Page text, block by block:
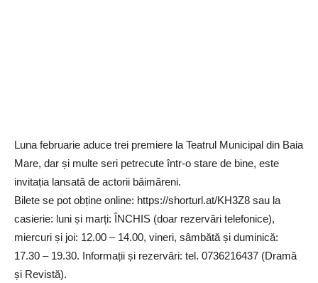
Luna februarie aduce trei premiere la Teatrul Municipal din Baia
Mare, dar și multe seri petrecute într-o stare de bine, este
invitația lansată de actorii băimăreni.
Bilete se pot obține online: https://shorturl.at/KH3Z8 sau la
casierie: luni și marți: ÎNCHIS (doar rezervări telefonice),
miercuri și joi: 12.00 – 14.00, vineri, sâmbătă și duminică:
17.30 – 19.30. Informații și rezervări: tel. 0736216437 (Dramă
și Revistă).